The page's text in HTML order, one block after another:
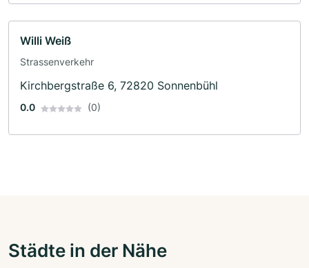
Willi Weiß
Strassenverkehr
Kirchbergstraße 6, 72820 Sonnenbühl
0.0 (0)
Städte in der Nähe